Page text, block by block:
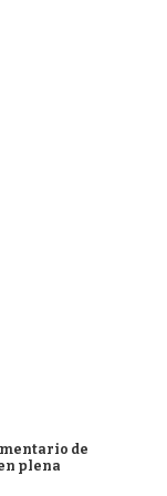
de
plena